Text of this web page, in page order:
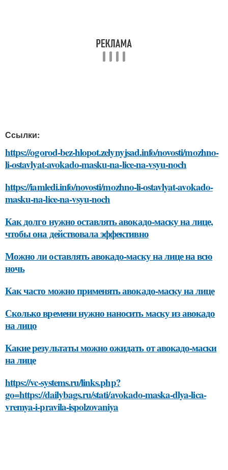
Ссылки:
https://ogorod-bez-hlopot.zelynyjsad.info/novosti/mozhno-
li-ostavlyat-avokado-masku-na-lice-na-vsyu-noch
https://iamledi.info/novosti/mozhno-li-ostavlyat-avokado-
masku-na-lice-na-vsyu-noch
Как долго нужно оставлять авокадо-маску на лице,
чтобы она действовала эффективно
Можно ли оставлять авокадо-маску на лице на всю
ночь
Как часто можно применять авокадо-маску на лице
Сколько времени нужно наносить маску из авокадо
на лицо
Какие результаты можно ожидать от авокадо-маски
на лице
https://vc-systems.ru/links.php?
go=https://dailybags.ru/stati/avokado-maska-dlya-lica-
vremya-i-pravila-ispolzovaniya